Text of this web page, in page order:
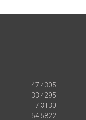
47.4305
33.4295
7.3130
54.5822